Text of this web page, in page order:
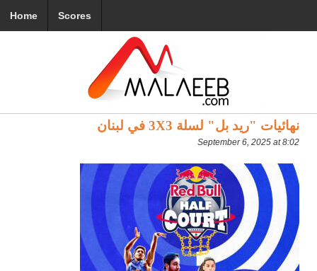
Home Scores
نهائيات "ريد بل" لسلة 3X3 في لبنان
September 6, 2025 at 8:02